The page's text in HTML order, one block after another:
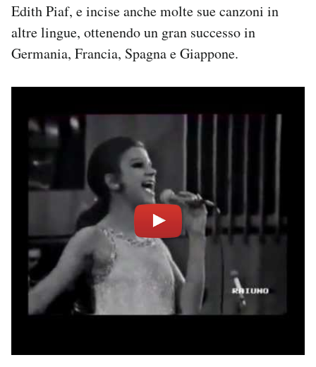
Edith Piaf, e incise anche molte sue canzoni in
altre lingue, ottenendo un gran successo in
Germania, Francia, Spagna e Giappone.